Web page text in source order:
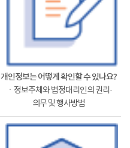
개인정보는 어떻게 확인할 수 있나요?
ㆍ정보주체와 법정대리인의 권리·
의무 및 행사방법